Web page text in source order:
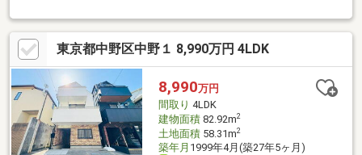
／新宿区新宿西戸山中学校：徒歩15分・ルーフバルコニーと勾配
天井が生み出す贅沢空間♪・都心でのびのび暮らす。ルーフバルコ
ニーのある家！・「光と空と暮らす」 都心の築浅邸宅で叶える、
ゆとりの3LDK♪・家族の笑顔が集う開放的な16帖超リビング！□
現地のご見学、資料請求受付中です！物件のことはもちろん、地
域の事やご購入までの流れなど、お気軽にお問い合わせください
ませ♪
東京都中野区中野１ 8,990万円 4LDK
8,990万円
間取り 4LDK
建物面積82.92m2
土地面積58.31m2
築年月 1999年4月(築27年5ヶ月)